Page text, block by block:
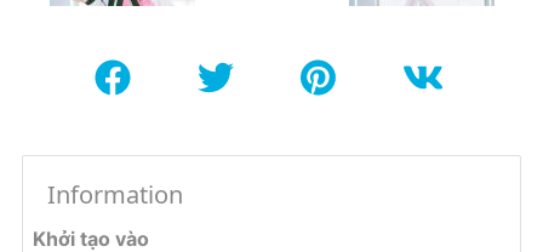
Information
Khởi tạo vào